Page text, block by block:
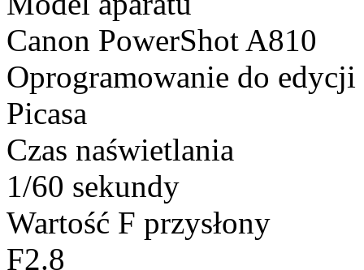
Canon PowerShot A810
Oprogramowanie do edycji
Picasa
Czas naświetlania
1/60 sekundy
Wartość F przysłony
F2.8